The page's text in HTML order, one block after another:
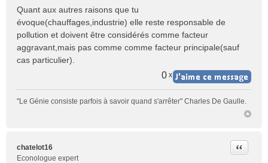
Quant aux autres raisons que tu
évoque(chauffages,industrie) elle reste responsable de
pollution et doivent être considérés comme facteur
aggravant,mais pas comme comme facteur principale(sauf
cas particulier).
0 x
"Le Génie consiste parfois à savoir quand s'arrêter" Charles De Gaulle.
chatelot16
Econologue expert
Citer